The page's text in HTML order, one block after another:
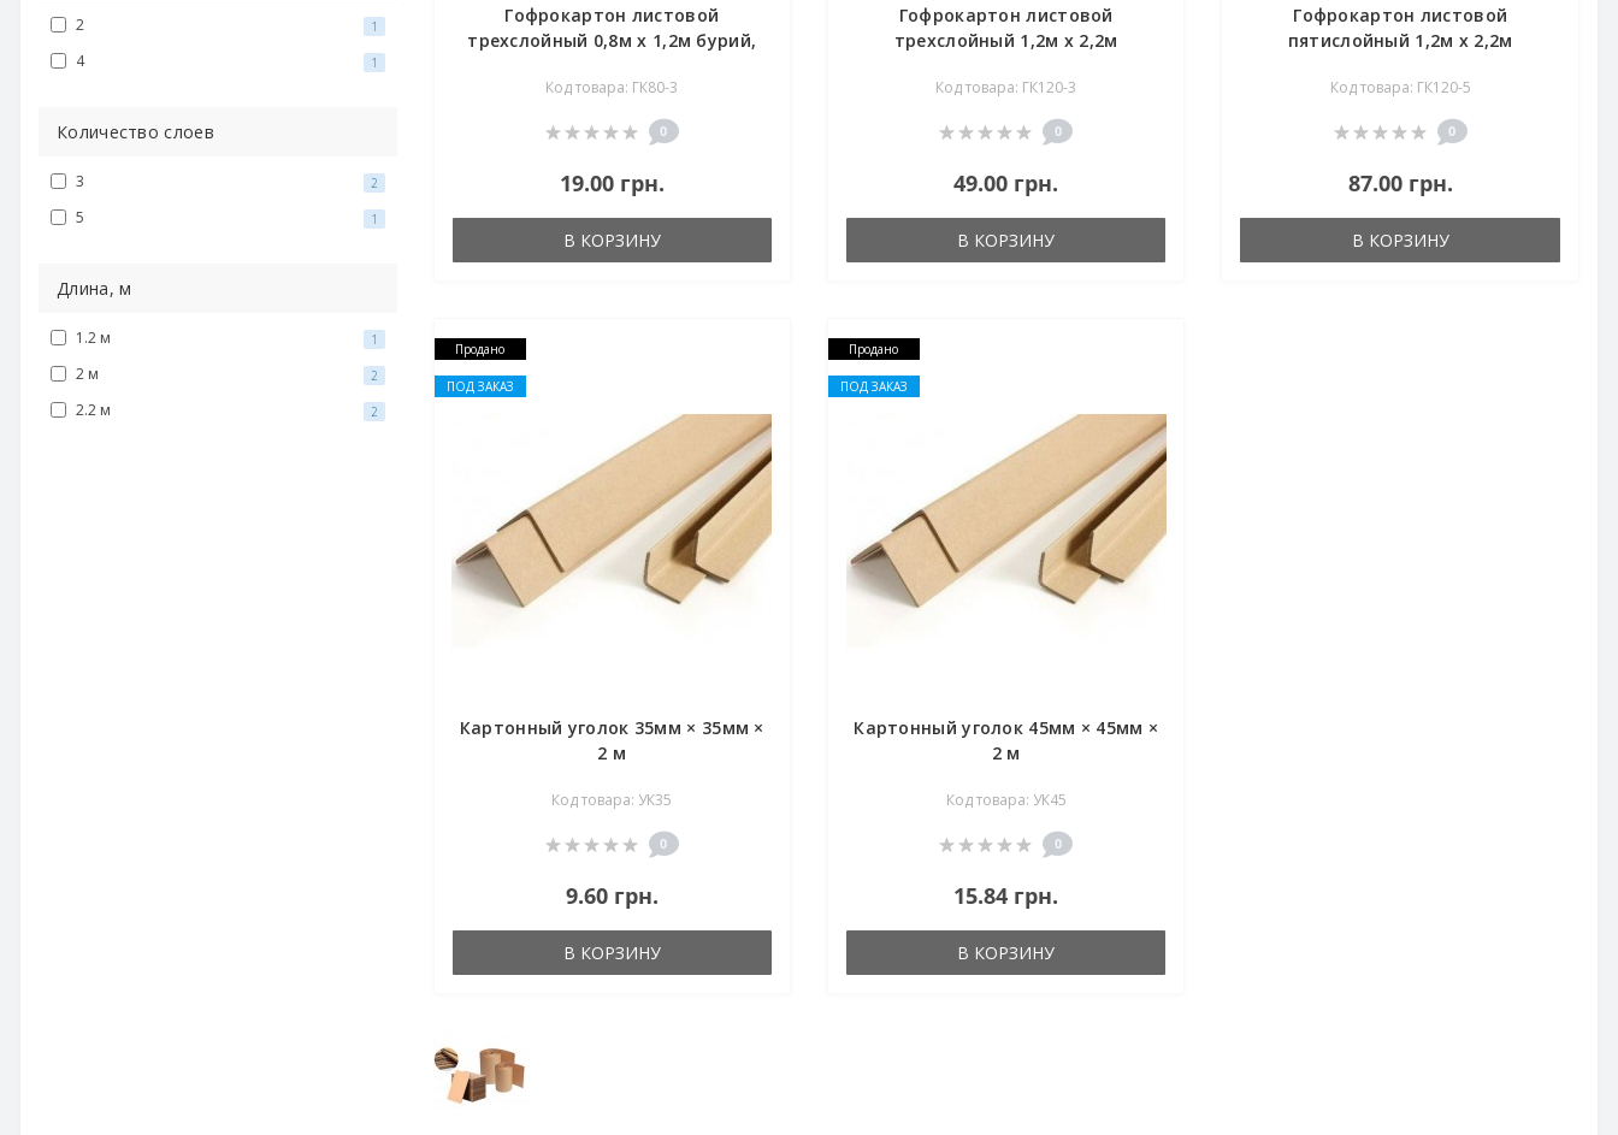
2 1
4 1
Количество слоев
3 2
5 1
Длина, м
1.2 м 1
2 м 2
2.2 м 2
Гофрокартон листовой
трехслойный 0,8м х 1,2м бурий,
Код товара: ГК80-3
0
19.00 грн.
В КОРЗИНУ
Гофрокартон листовой
трехслойный 1,2м х 2,2м
Код товара: ГК120-3
0
49.00 грн.
В КОРЗИНУ
Гофрокартон листовой
пятислойный 1,2м х 2,2м
Код товара: ГК120-5
0
87.00 грн.
В КОРЗИНУ
Продано
ПОД ЗАКАЗ
Картонный уголок 35мм × 35мм ×
2 м
Код товара: УК35
0
9.60 грн.
В КОРЗИНУ
Продано
ПОД ЗАКАЗ
Картонный уголок 45мм × 45мм ×
2 м
Код товара: УК45
0
15.84 грн.
В КОРЗИНУ